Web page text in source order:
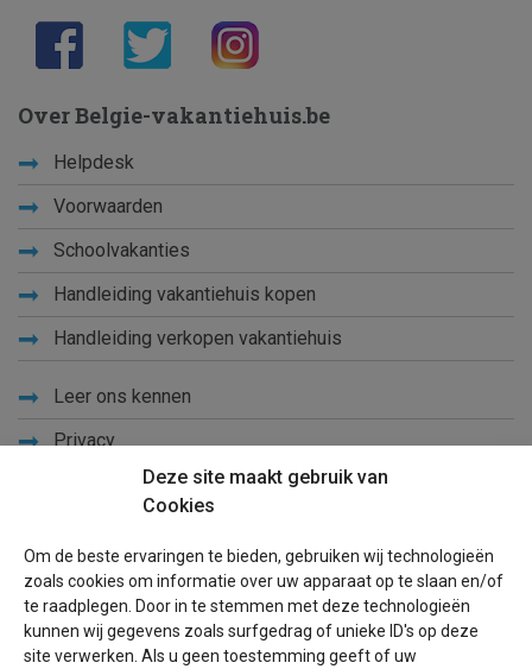
Deze site maakt gebruik van
Cookies
Om de beste ervaringen te bieden, gebruiken wij technologieën
zoals cookies om informatie over uw apparaat op te slaan en/of
te raadplegen. Door in te stemmen met deze technologieën
kunnen wij gegevens zoals surfgedrag of unieke ID's op deze
site verwerken. Als u geen toestemming geeft of uw
Over Belgie-vakantiehuis.be
Helpdesk
Voorwaarden
Schoolvakanties
Handleiding vakantiehuis kopen
Handleiding verkopen vakantiehuis
Leer ons kennen
Privacy
Blog
Voor eigenaren